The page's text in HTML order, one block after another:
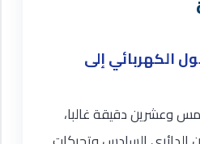
الكهربائي إلى
دقيقة غالبا،